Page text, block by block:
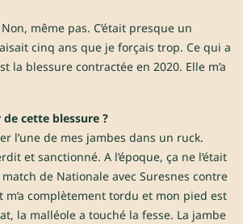
Non, même pas. C’était presque un
cinq ans que je forçais trop. Ce qui a
la blessure contractée en 2020. Elle m’a
cette blessure ?
l’une de mes jambes dans un ruck.
et sanctionné. A l’époque, ça ne l’était
match de Nationale avec Suresnes contre
complètement tordu et mon pied est
la malléole a touché la fesse. La jambe